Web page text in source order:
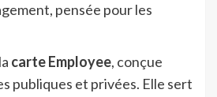
pensée pour les
carte Employee, conçue
publiques et privées. Elle sert